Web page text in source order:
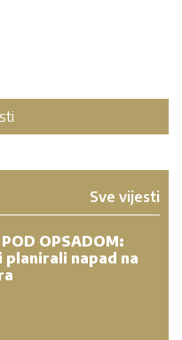
Sve vijesti
POD OPSADOM:
planirali napad na